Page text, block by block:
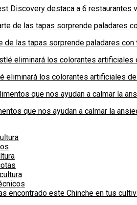
Discovery destaca a 6 restaurantes
de las tapas sorprende paladares
eliminará los colorantes artificiales
que nos ayudan a calmar la